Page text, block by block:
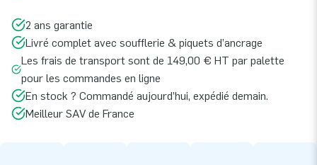
2 ans garantie
Livré complet avec soufflerie & piquets d’ancrage
Les frais de transport sont de 149,00 € HT par palette
pour les commandes en ligne
En stock ? Commandé aujourd’hui, expédié demain.
Meilleur SAV de France